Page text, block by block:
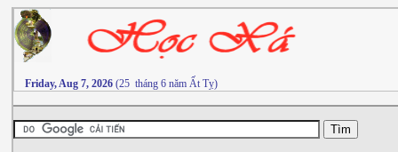
Friday, Aug 7, 2026 (25 tháng 6 năm Ất Tỵ)